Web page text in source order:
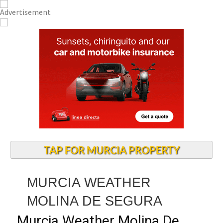
TAP FOR MURCIA PROPERTY
MURCIA WEATHER
MOLINA DE SEGURA